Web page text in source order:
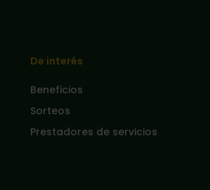
De interés
Beneficios
Sorteos
Prestadores de servicios